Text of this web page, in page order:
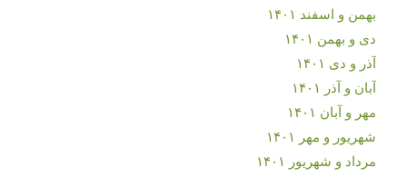
بهمن و اسفند ۱۴۰۱
دی و بهمن ۱۴۰۱
آذر و دی ۱۴۰۱
آبان و آذر ۱۴۰۱
مهر و آبان ۱۴۰۱
شهریور و مهر ۱۴۰۱
مرداد و شهریور ۱۴۰۱